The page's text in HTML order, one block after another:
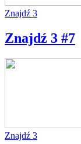
Znajdź 3
Znajdź 3 #7
Znajdź 3